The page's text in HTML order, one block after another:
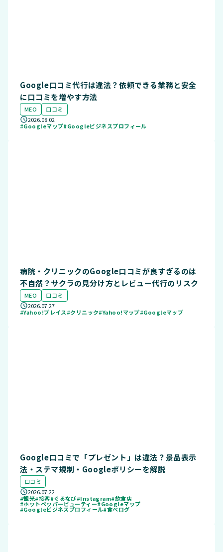
Google口コミ代行は違法？依頼できる業務と安全
に口コミを増やす方法
MEO
口コミ
2026.08.02
#Googleマップ#Googleビジネスプロフィール
病院・クリニックのGoogle口コミが良すぎるのは
不自然？サクラの見分け方とレビュー代行のリスク
MEO
口コミ
2026.07.27
#Yahoo!プレイス#クリニック#Yahoo!マップ#Googleマップ
Google口コミで「プレゼント」は違法？景品表示
法・ステマ規制・Googleポリシーを解説
口コミ
2026.07.22
#観光#接客#ぐるなび#Instagram#飲食店
#ホットペッパービューティー#Googleマップ
#Googleビジネスプロフィール#食べログ